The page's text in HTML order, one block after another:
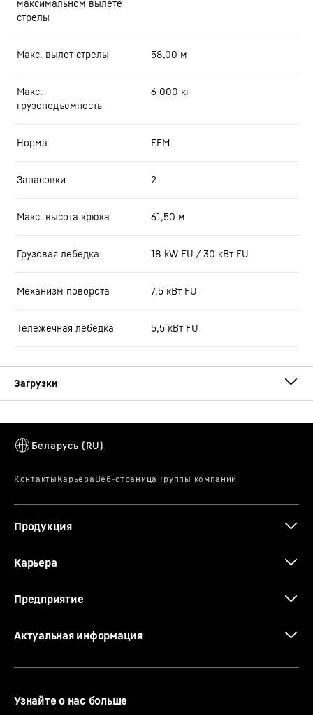
максимальном вылете
стрелы
Макс. вылет стрелы 58,00 м
Макс.
грузоподъемность
6 000 кг
Норма FEM
Запасовки 2
Макс. высота крюка 61,50 м
Грузовая лебедка 18 kW FU / 30 кВт FU
Механизм поворота 7,5 кВт FU
Тележечная лебедка 5,5 кВт FU
B 6 (LN)
B 6 (LN) (Специальный расчёт для ОПУ
Продукция
Карьера
Предприятие
Актуальная информация
Узнайте о нас больше